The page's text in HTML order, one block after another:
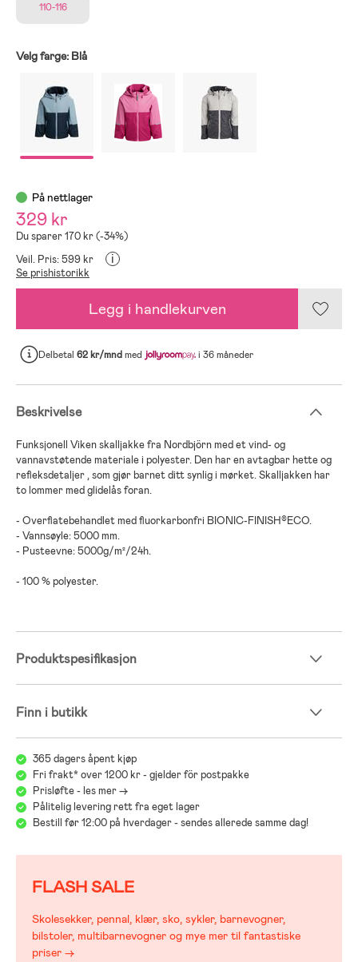
110-116
Velg farge: Blå
På nettlager
329 kr
Du sparer 170 kr (-34%)
Veil. Pris: 599 kr
i
Se prishistorikk
Legg i handlekurven
Delbetal 62 kr/mndmed i 36 måneder
Beskrivelse
Funksjonell Viken skalljakke fra Nordbjörn med et vind- og
vannavstøtende materiale i polyester. Den har en avtagbar hette og
refleksdetaljer , som gjør barnet ditt synlig i mørket. Skalljakken har
to lommer med glidelås foran.
- Overflatebehandlet med fluorkarbonfri BIONIC-FINISH®ECO.
- Vannsøyle: 5000 mm.
- Pusteevne: 5000g/m²/24h.
- 100 % polyester.
Produktspesifikasjon
Finn i butikk
365 dagers åpent kjøp
Fri frakt* over 1200 kr - gjelder för postpakke
Prisløfte - les mer ->
Pålitelig levering rett fra eget lager
Bestill før 12:00 på hverdager - sendes allerede samme dag!
FLASH SALE
Skolesekker, pennal, klær, sko, sykler, barnevogner,
bilstoler, multibarnevogner og mye mer til fantastiske
priser →